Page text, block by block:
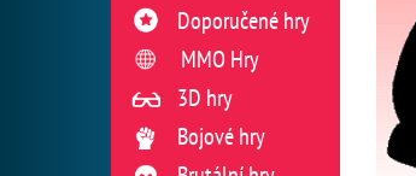
Doporučené hry
MMO Hry
3D hry
Bojové hry